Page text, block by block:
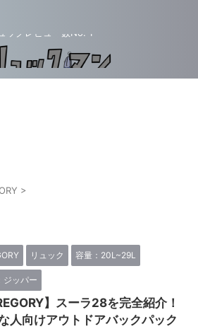
ュックレビュー数No. 1
>
リュック 容量：20L~29L
ジッパー
】スーラ28を完全紹介！
人向けアウトドアバックパック